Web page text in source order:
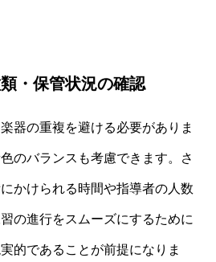
・保管状況の確認
器の重複を避ける必要がありま
のバランスも考慮できます。さ
かけられる時間や指導者の人数
の進行をスムーズにするために
的であることが前提になりま